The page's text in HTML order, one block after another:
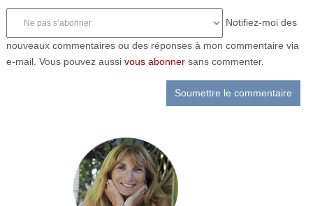
Notifiez-moi des
nouveaux commentaires ou des réponses à mon commentaire via
e-mail. Vous pouvez aussi vous abonnersans commenter.